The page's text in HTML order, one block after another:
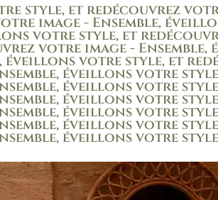
et redécouvrez votre
image - Ensemble,
votre style, et
votre image - Ensemble,
votre style, et
éveillons votre
éveillons votre
éveillons votre
éveillons votre
éveillons votre
éveillons votre